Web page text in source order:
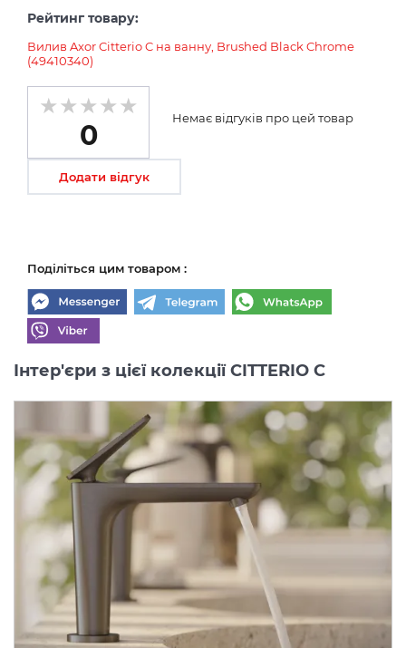
Рейтинг товару:
Вилив Axor Citterio C на ванну, Brushed Black Chrome
(49410340)
0
Немає відгуків про цей товар
Додати відгук
Поділіться цим товаром :
Інтер'єри з цієї колекції CITTERIO C